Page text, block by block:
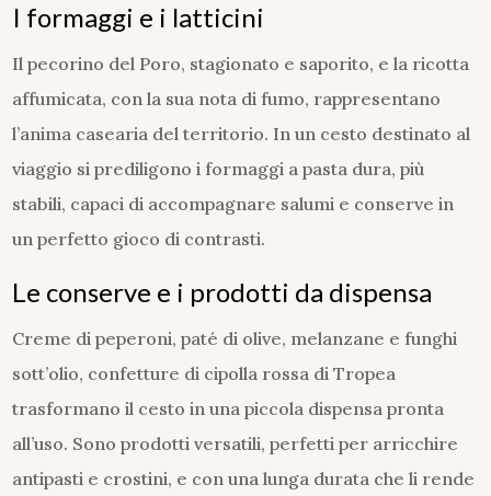
I formaggi e i latticini
Il pecorino del Poro, stagionato e saporito, e la ricotta
affumicata, con la sua nota di fumo, rappresentano
l’anima casearia del territorio. In un cesto destinato al
viaggio si prediligono i formaggi a pasta dura, più
stabili, capaci di accompagnare salumi e conserve in
un perfetto gioco di contrasti.
Le conserve e i prodotti da dispensa
Creme di peperoni, paté di olive, melanzane e funghi
sott’olio, confetture di cipolla rossa di Tropea
trasformano il cesto in una piccola dispensa pronta
all’uso. Sono prodotti versatili, perfetti per arricchire
antipasti e crostini, e con una lunga durata che li rende